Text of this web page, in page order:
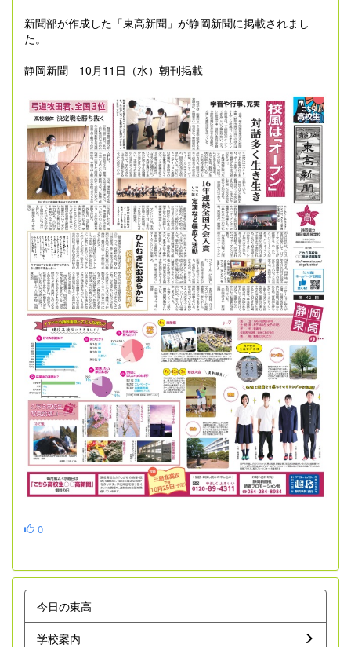
新聞部が作成した「東高新聞」が静岡新聞に掲載されまし
た。
静岡新聞 10月11日（水）朝刊掲載
0
今日の東高
学校案内